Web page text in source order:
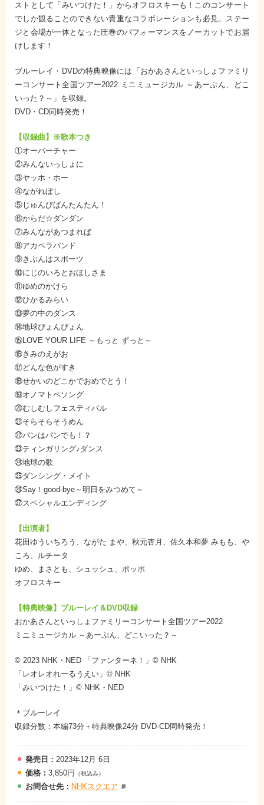
ストとして「みいつけた！」からオフロスキーも！このコンサート
でしか観ることのできない貴重なコラボレーションも必見。ステー
ジと会場が一体となった圧巻のパフォーマンスをノーカットでお届
けします！
ブルーレイ・DVDの特典映像には「おかあさんといっしょファミリ
ーコンサート全国ツアー2022 ミニミュージカル ～あーぷん、どこ
いった？～」を収録。
DVD・CD同時発売！
【収録曲】※歌本つき
①オーバーチャー
②みんないっしょに
③ヤッホ・ホー
④ながれぼし
⑤じゅんびばんたんたん！
⑥からだ☆ダンダン
⑦みんながあつまれば
⑧アカペラバンド
⑨きぶんはスポーツ
⑩にじのいろとおほしさま
⑪ゆめのかけら
⑫ひかるみらい
⑬夢の中のダンス
⑭地球ぴょんぴょん
⑮LOVE YOUR LIFE ～もっと ずっと～
⑯きみのえがお
⑰どんな色がすき
⑱せかいのどこかでおめでとう！
⑲オノマトペソング
⑳むしむしフェスティバル
㉑そらそらそうめん
㉒パンはパンでも！？
㉓ティンガリング♪ダンス
㉔地球の歌
㉕ダンシング・メイト
㉖Say！good-bye～明日をみつめて～
㉗スペシャルエンディング
【出演者】
花田ゆういちろう、ながた まや、秋元杏月、佐久本和夢 みもも、や
ころ、ルチータ
ゆめ、まさとも、シュッシュ、ポッポ
オフロスキー
【特典映像】ブルーレイ＆DVD収録
おかあさんといっしょファミリーコンサート全国ツアー2022
ミニミュージカル ～あーぷん、どこいった？～
© 2023 NHK・NED 「ファンターネ！」© NHK
「レオレオれーるうえい」© NHK
「みいつけた！」© NHK・NED
＊ブルーレイ
収録分数：本編73分＋特典映像24分 DVD·CD同時発売！
発売日： 2023年12月 6日
価格： 3,850円 （税込み）
お問合せ先： NHKスクエア